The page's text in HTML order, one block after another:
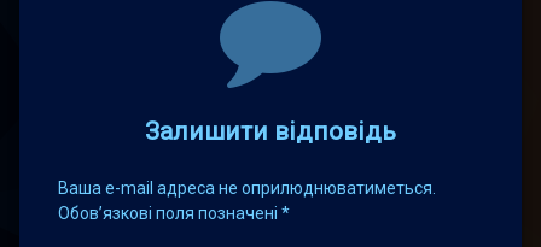
Залишити відповідь
Ваша e-mail адреса не оприлюднюватиметься.
Обов’язкові поля позначені *